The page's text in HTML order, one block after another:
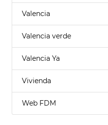
Valencia
Valencia verde
Valencia Ya
Vivienda
Web FDM